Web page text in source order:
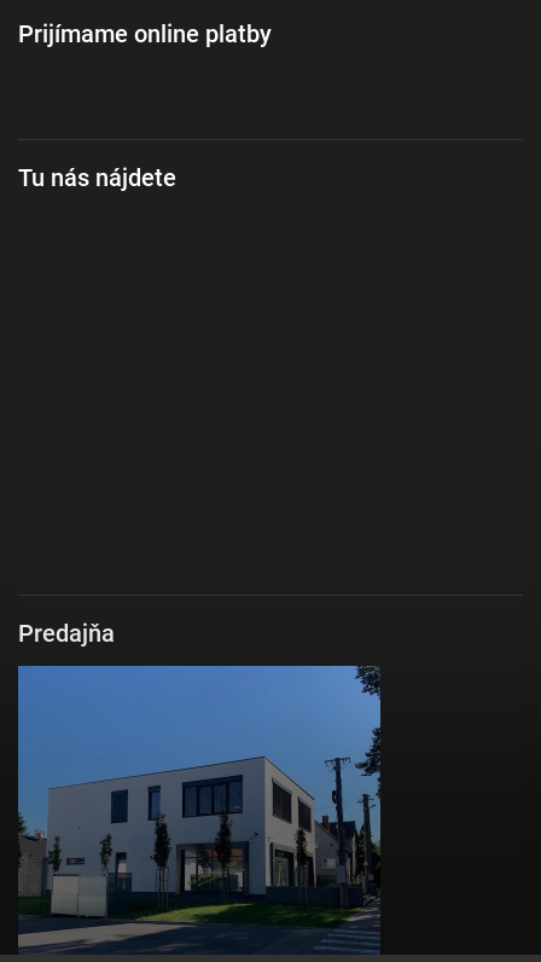
Prijímame online platby
Tu nás nájdete
Predajňa